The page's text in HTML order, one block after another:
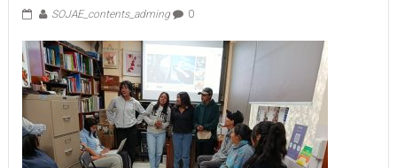
SOJAE_contents_adming 0